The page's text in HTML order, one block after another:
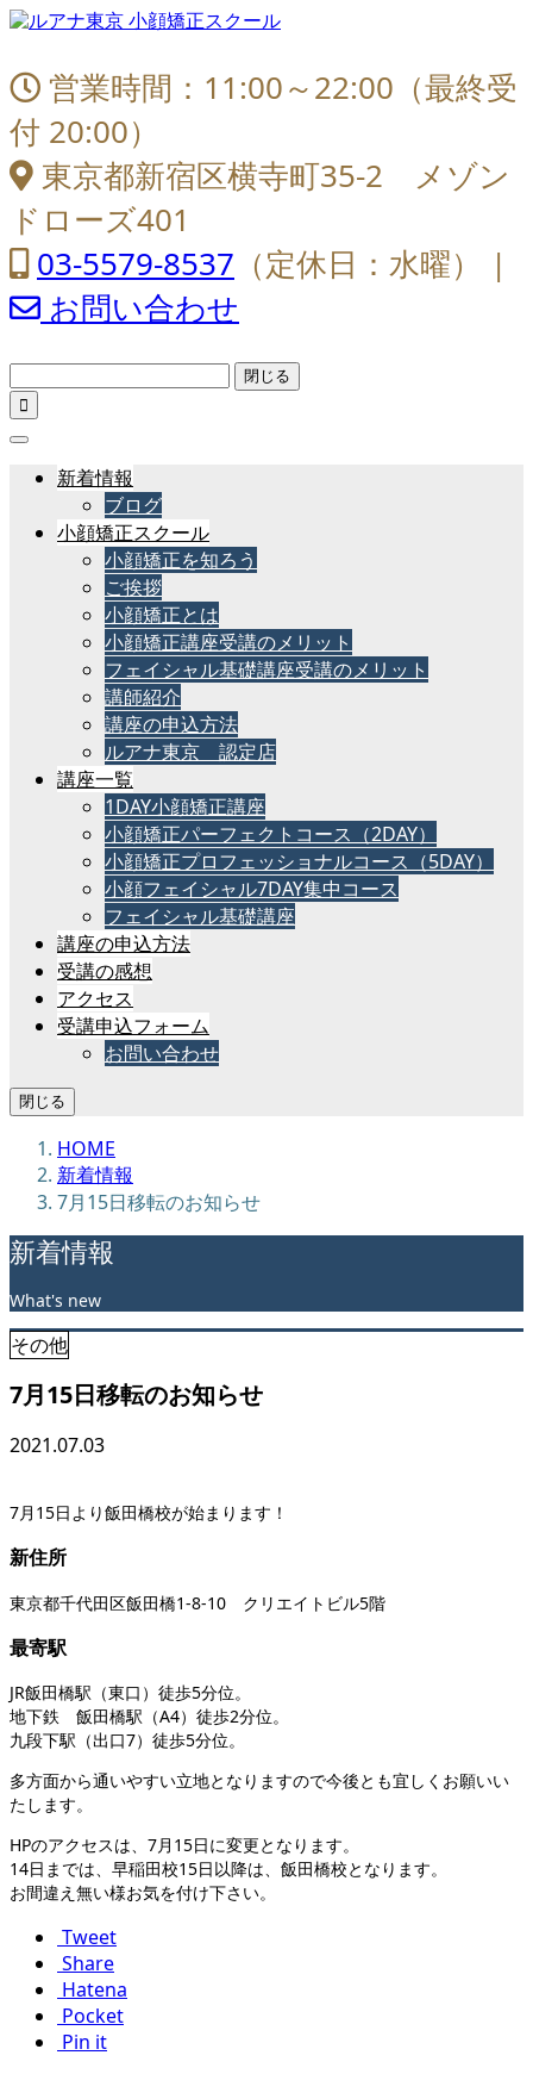
営業時間：11:00～22:00（最終受
付 20:00）
東京都新宿区横寺町35-2 メゾン
ドローズ401
03-5579-8537 （定休日：水曜） |
お問い合わせ
閉じる

新着情報
ブログ
小顔矯正スクール
小顔矯正を知ろう
ご挨拶
小顔矯正とは
小顔矯正講座受講のメリット
フェイシャル基礎講座受講のメリット
講師紹介
講座の申込方法
ルアナ東京 認定店
講座一覧
1DAY小顔矯正講座
小顔矯正パーフェクトコース（2DAY）
小顔矯正プロフェッショナルコース（5DAY）
小顔フェイシャル7DAY集中コース
フェイシャル基礎講座
講座の申込方法
受講の感想
アクセス
受講申込フォーム
お問い合わせ
閉じる
HOME
新着情報
7月15日移転のお知らせ
新着情報
What's new
その他
7月15日移転のお知らせ
2021.07.03
7月15日より飯田橋校が始まります！
新住所
東京都千代田区飯田橋1-8-10 クリエイトビル5階
最寄駅
JR飯田橋駅（東口）徒歩5分位。
地下鉄 飯田橋駅（A4）徒歩2分位。
九段下駅（出口7）徒歩5分位。
多方面から通いやすい立地となりますので今後とも宜しくお願いい
たします。
HPのアクセスは、7月15日に変更となります。
14日までは、早稲田校15日以降は、飯田橋校となります。
お間違え無い様お気を付け下さい。
Tweet
Share
Hatena
Pocket
Pin it